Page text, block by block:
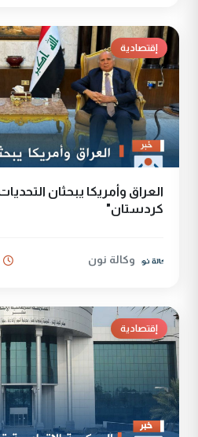
إقتصادية
العراق وأمريكا يبحثان
كردستان"
وكالة نون
إقتصادية